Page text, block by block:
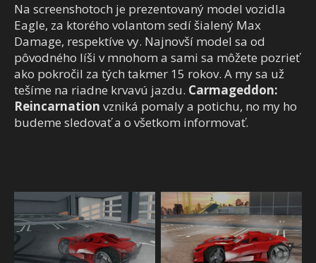
Na screenshotoch je prezentovaný model vozidla
Eagle, za ktorého volantom sedí šialený Max
Damage, respektíve vy. Najnovší model sa od
pôvodného líši v mnohom a sami sa môžete pozrieť
ako pokročil za tých takmer 15 rokov. A my sa už
tešíme na riadne krvavú jazdu. Carmageddon:
Reincarnation vzniká pomaly a potichu, no my ho
budeme sledovať a o všetkom informovať.